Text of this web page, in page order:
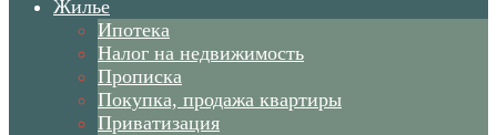
Жилье
Ипотека
Налог на недвижимость
Прописка
Покупка, продажа квартиры
Приватизация